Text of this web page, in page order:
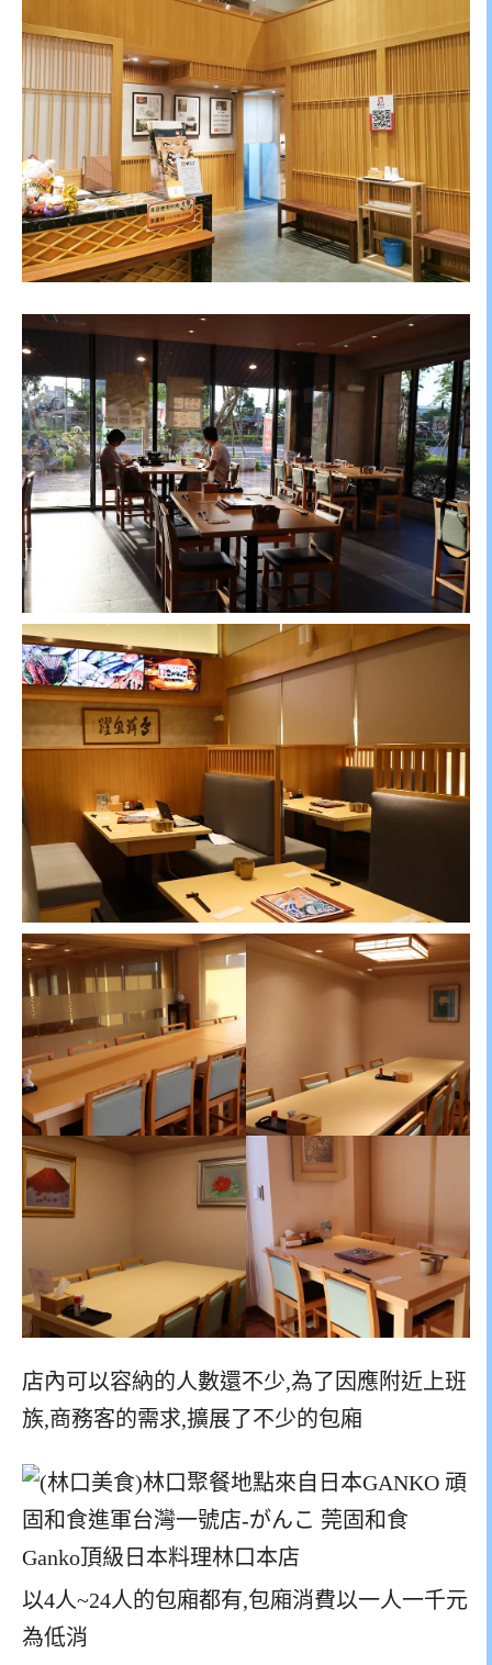
店內可以容納的人數還不少,為了因應附近上班
族,商務客的需求,擴展了不少的包廂
以4人~24人的包廂都有,包廂消費以一人一千元
為低消